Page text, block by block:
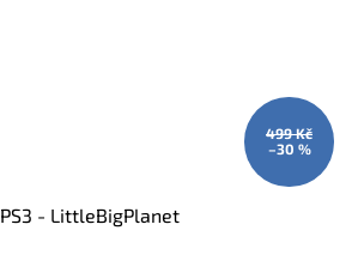
499 Kč
–30 %
PS3 - LittleBigPlanet